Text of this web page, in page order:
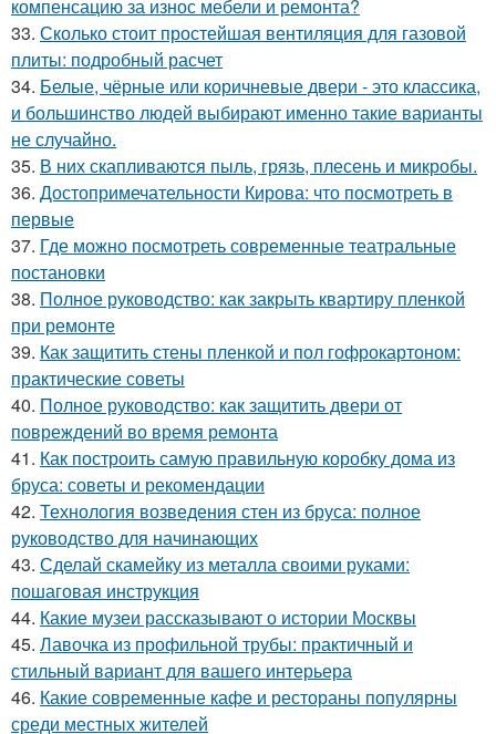
компенсацию за износ мебели и ремонта?
33. Сколько стоит простейшая вентиляция для газовой
плиты: подробный расчет
34. Белые, чёрные или коричневые двери - это классика,
и большинство людей выбирают именно такие варианты
не случайно.
35. В них скапливаются пыль, грязь, плесень и микробы.
36. Достопримечательности Кирова: что посмотреть в
первые
37. Где можно посмотреть современные театральные
постановки
38. Полное руководство: как закрыть квартиру пленкой
при ремонте
39. Как защитить стены пленкой и пол гофрокартоном:
практические советы
40. Полное руководство: как защитить двери от
повреждений во время ремонта
41. Как построить самую правильную коробку дома из
бруса: советы и рекомендации
42. Технология возведения стен из бруса: полное
руководство для начинающих
43. Сделай скамейку из металла своими руками:
пошаговая инструкция
44. Какие музеи рассказывают о истории Москвы
45. Лавочка из профильной трубы: практичный и
стильный вариант для вашего интерьера
46. Какие современные кафе и рестораны популярны
среди местных жителей